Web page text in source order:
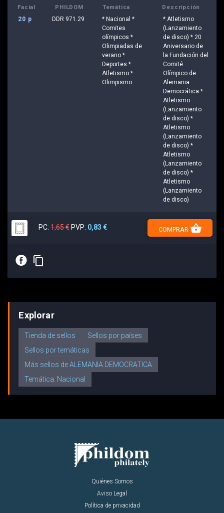
Facial PHILDOM Temática Descripción
20 p DDR 971.29
* Nacional *
Comites
olímpicos *
Olimpiadas de
verano *
Deportes *
Atletismo *
Olimpismo
* Atletismo
(Lanzamiento
de disco) * 20
Aniversario de
la Fundación del
Comité
Olímpico de
Alemania
Democrática *
Atletismo
(Lanzamiento
de disco) *
Atletismo
(Lanzamiento
de disco) *
Atletismo
(Lanzamiento
de disco) *
Atletismo
(Lanzamiento
de disco)
PC: 1,65 € PVP: 0,83 € COMPRAR shopping_basket
E content_copy
Explorar
Tienda de sellos
Sellos por países
Sellos por temáticas
Más sellos de ALEMANIA DEMOCRATICA
Temática: Nacional
Quiénes Somos
Aviso Legal
Política de privacidad